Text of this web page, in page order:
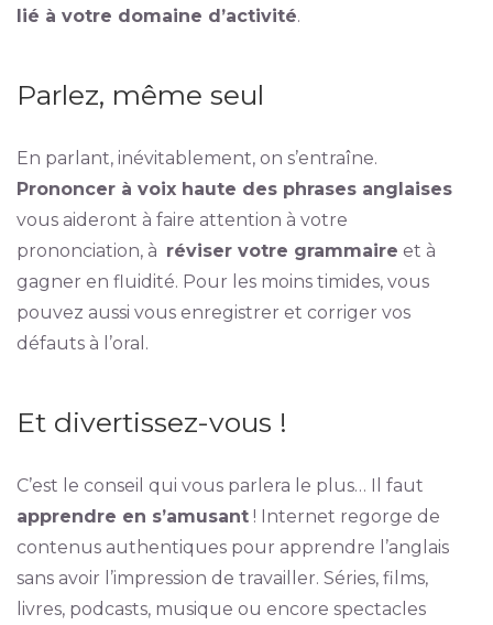
lié à votre domaine d’activité.
Parlez, même seul
En parlant, inévitablement, on s’entraîne.
Prononcer à voix haute des phrases anglaises
vous aideront à faire attention à votre
prononciation, à réviser votre grammaire et à
gagner en fluidité. Pour les moins timides, vous
pouvez aussi vous enregistrer et corriger vos
défauts à l’oral.
Et divertissez-vous !
C’est le conseil qui vous parlera le plus… Il faut
apprendre en s’amusant! Internet regorge de
contenus authentiques pour apprendre l’anglais
sans avoir l’impression de travailler. Séries, films,
livres, podcasts, musique ou encore spectacles